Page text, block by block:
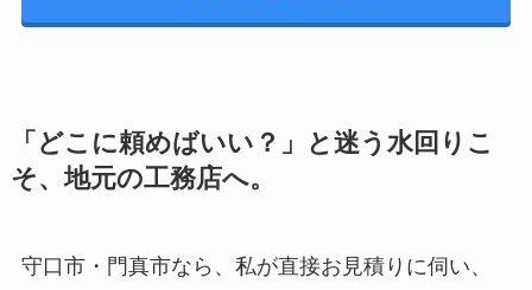
「どこに頼めばいい？」と迷う水回りこ
そ、地元の工務店へ。
守口市・門真市なら、私が直接お見積りに伺い、